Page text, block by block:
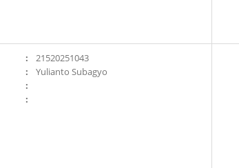
:
21520251043
:
Yulianto Subagyo
:
: